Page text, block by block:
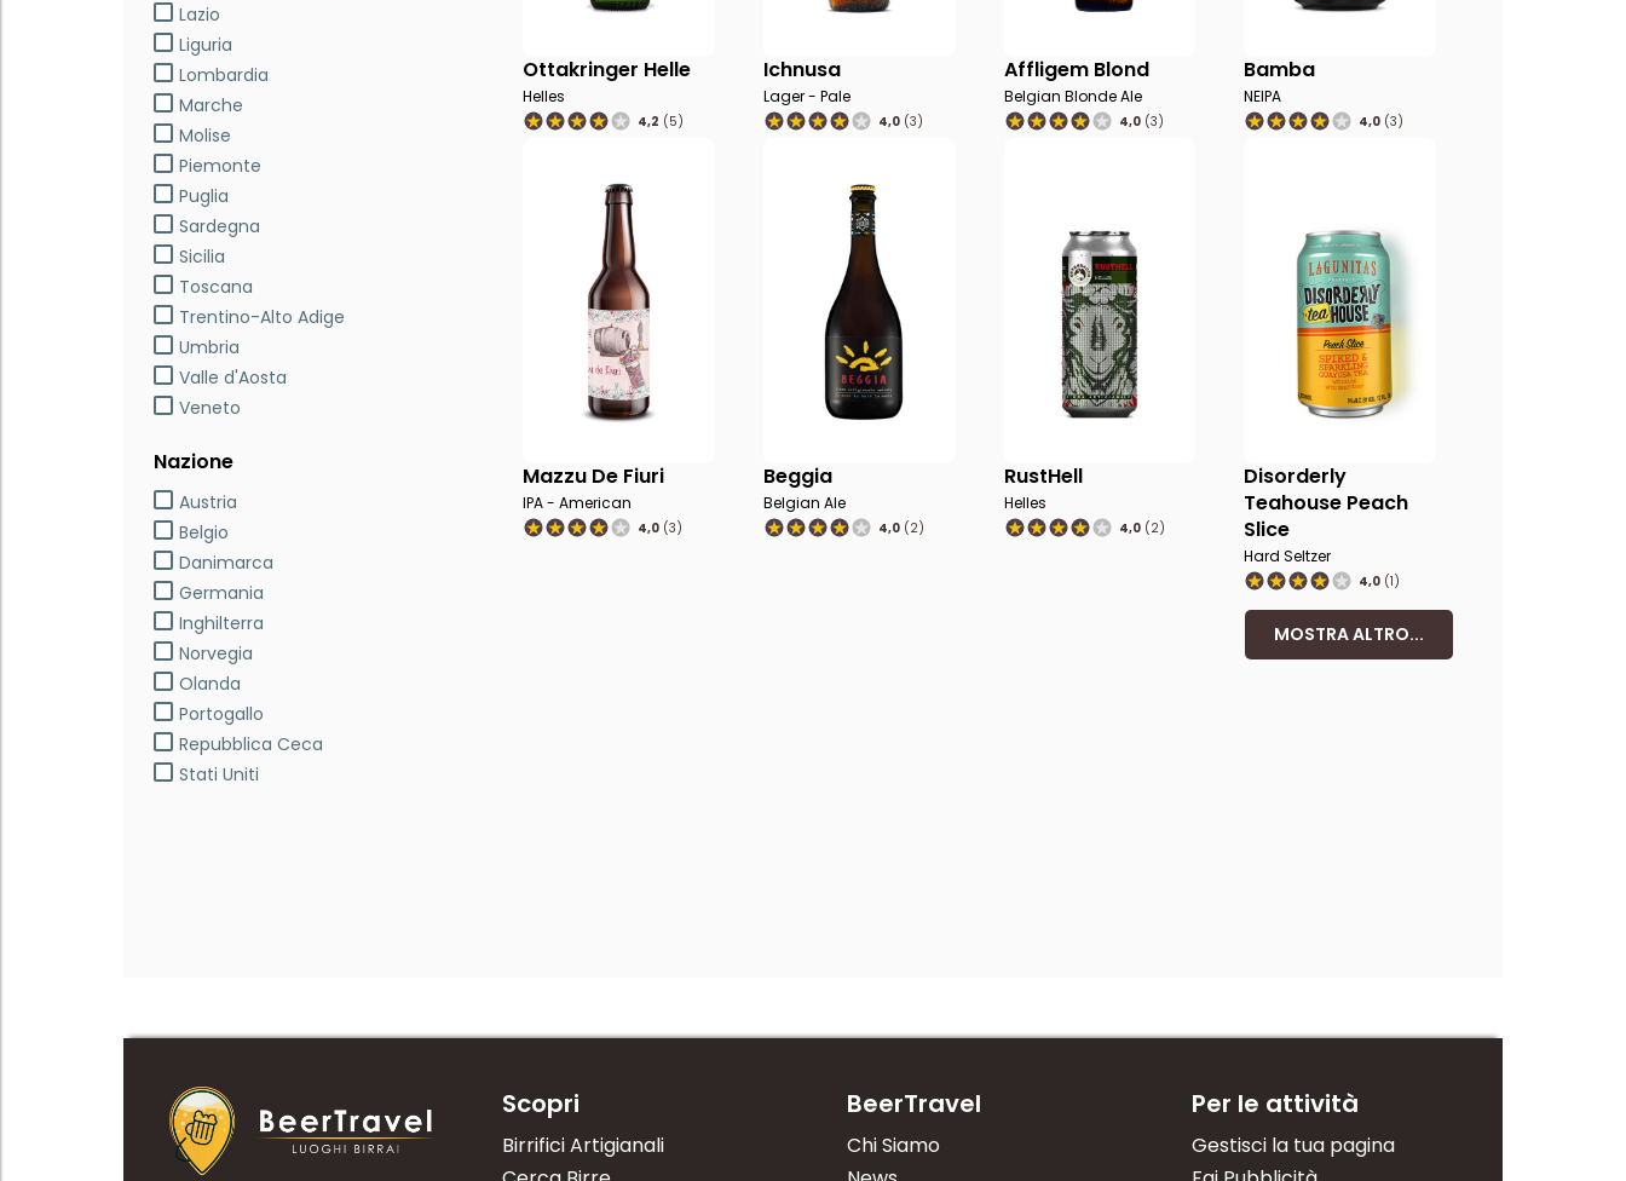
Lazio
Liguria
Lombardia
Marche
Molise
Piemonte
Puglia
Sardegna
Sicilia
Toscana
Trentino-Alto Adige
Umbria
Valle d'Aosta
Veneto
Nazione
Austria
Belgio
Danimarca
Germania
Inghilterra
Norvegia
Olanda
Portogallo
Repubblica Ceca
Stati Uniti
Ottakringer Helle
Helles
4,2 (5)
Ichnusa
Lager - Pale
4,0(3)
Affligem Blond
Belgian Blonde Ale
4,0(3)
Bamba
NEIPA
4,0 (3)
Mazzu De Fiuri
IPA - American
4,0 (3)
Beggia
Belgian Ale
4,0(2)
RustHell
Helles
4,0(2)
Disorderly
Teahouse Peach
Slice
Hard Seltzer
4,0 (1)
MOSTRA ALTRO...
Scopri
Birrifici Artigianali
BeerTravel
Chi Siamo
Per le attività
Gestisci la tua pagina